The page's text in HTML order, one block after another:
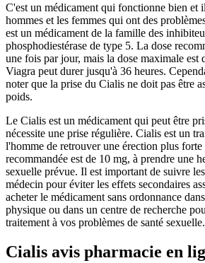
C'est un médicament qui fonctionne bien et
hommes et les femmes qui ont des
est un médicament de la famille des
phosphodiestérase de type 5. La dose
une fois par jour, mais la dose maximale est
Viagra peut durer jusqu'à 36 heures.
noter que la prise du Cialis ne doit pas être
poids.
Le Cialis est un médicament qui peut être
nécessite une prise régulière. Cialis est un
l'homme de retrouver une érection plus
recommandée est de 10 mg, à prendre une
sexuelle prévue. Il est important de suivre
médecin pour éviter les effets secondaires
acheter le médicament sans ordonnance
physique ou dans un centre de recherche
traitement à vos problèmes de santé sexuelle.
Cialis avis pharmacie en